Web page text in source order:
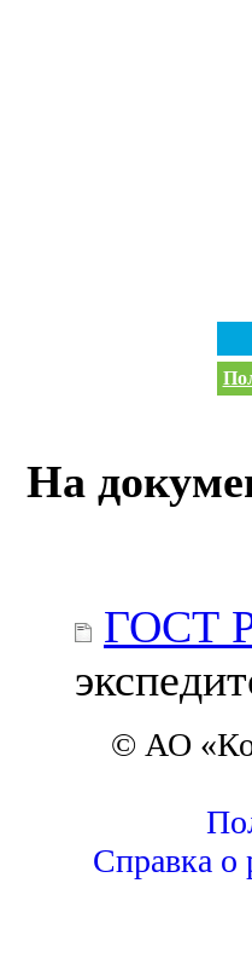
На
ГОСТ
© АО
Справка о